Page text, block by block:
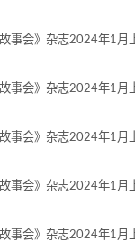
会》杂志2024年1月上
会》杂志2024年1月上
会》杂志2024年1月上
会》杂志2024年1月上
会》杂志2024年1月上